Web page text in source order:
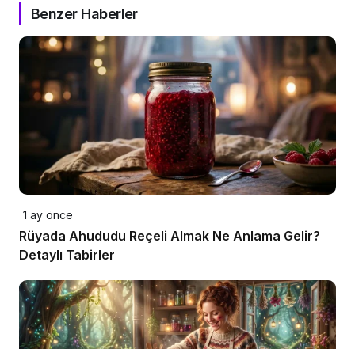
Benzer Haberler
1 ay önce
Rüyada Ahududu Reçeli Almak Ne Anlama Gelir?
Detaylı Tabirler